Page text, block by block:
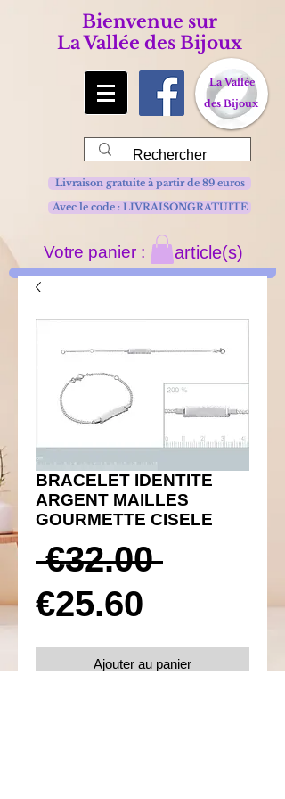
Bienvenue sur
La Vallée des Bijoux
La Vallée
des Bijoux
Avec le code : LIVRAISONGRATUITE
Livraison gratuite à partir de 89 euros
Votre panier : article(s)
BRACELET IDENTITE
ARGENT MAILLES
GOURMETTE CISELE
€32.00 Prix
original
€25.60
Ajouter au panier